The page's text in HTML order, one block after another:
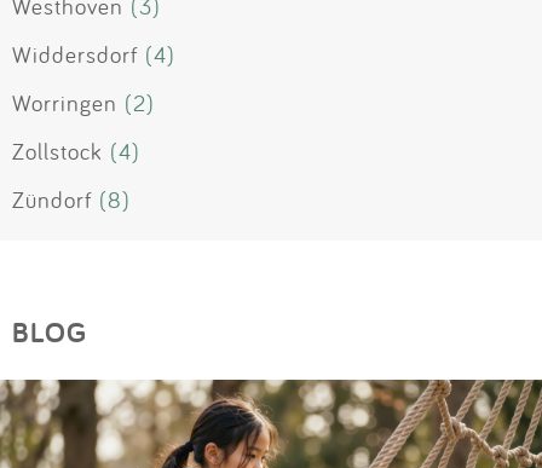
Westhoven (3)
Widdersdorf (4)
Worringen (2)
Zollstock (4)
Zündorf (8)
BLOG